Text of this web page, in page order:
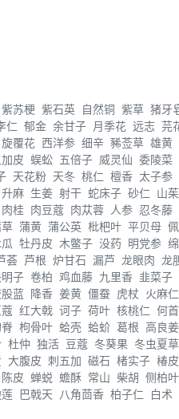
紫苏梗 紫石英 自然铜 紫草 猪牙
仁 郁金 余甘子 月季花 远志 芫
旋覆花 西洋参 细辛 豨莶草 雄黄
皮 蜈蚣 五倍子 威灵仙 委陵菜
天花粉 天冬 桃仁 檀香 太子参
升麻 生姜 射干 蛇床子 砂仁 山
肉桂 肉豆蔻 肉苁蓉 人参 忍冬藤
蒲黄 蒲公英 枇杷叶 平贝母
牡丹皮 木鳖子 没药 明党参
荟 芦根 炉甘石 漏芦 龙眼肉 龙
子 卷柏 鸡血藤 九里香 韭菜子
蓝 降香 姜黄 僵蚕 虎杖 火麻仁
红大戟 诃子 荷叶 核桃仁 何
枸骨叶 蛤壳 蛤蚧 葛根 高良姜
杜仲 独活 豆蔻 冬葵果 冬虫夏草
大腹皮 刺五加 磁石 楮实子 椿皮
陈皮 蝉蜕 蟾酥 常山 柴胡 侧柏叶
巴戟天 八角茴香 柏子仁 白术